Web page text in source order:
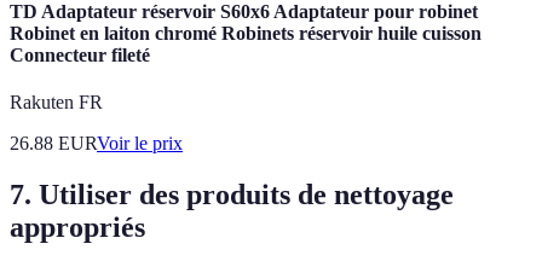
TD Adaptateur réservoir S60x6 Adaptateur pour robinet
Robinet en laiton chromé Robinets réservoir huile cuisson
Connecteur fileté
Rakuten FR
26.88 EURVoir le prix
7. Utiliser des produits de nettoyage
appropriés